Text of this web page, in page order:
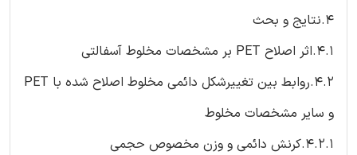
4.نتایج و بحث
4.1.اثر اصلاح PET بر مشخصات مخلوط آسفالتی
4.2.روابط بین تغییرشکل دائمی مخلوط اصلاح شده با PET
و سایر مشخصات مخلوط
4.2.1.کرنش دائمی و وزن مخصوص حجمی